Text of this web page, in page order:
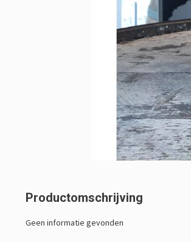
Productomschrijving
Geen informatie gevonden